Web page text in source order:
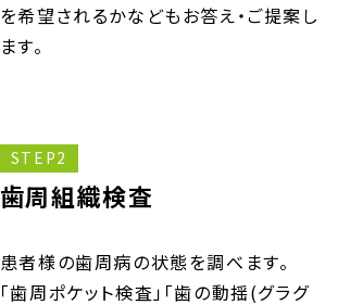
を希望されるかなどもお答え・ご提案し
ます。
STEP2
歯周組織検査
患者様の歯周病の状態を調べます。
「歯周ポケット検査」「歯の動揺(グラグ